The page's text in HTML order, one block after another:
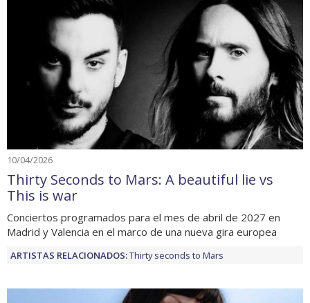
10/04/2026
Thirty Seconds to Mars: A beautiful lie vs
This is war
Conciertos programados para el mes de abril de 2027 en
Madrid y Valencia en el marco de una nueva gira europea
ARTISTAS RELACIONADOS:Thirty seconds to Mars